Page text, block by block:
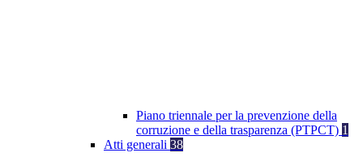
Piano triennale per la prevenzione della
corruzione e della trasparenza (PTPCT) 1
Atti generali 38